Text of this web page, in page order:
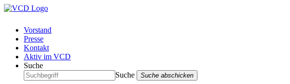
Vorstand
Presse
Kontakt
Aktiv im VCD
Suche
Suche
Suche abschicken